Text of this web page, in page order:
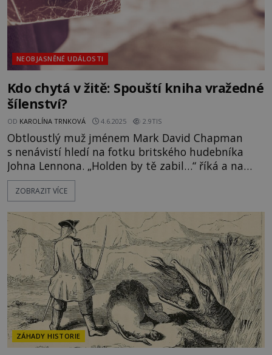
NEOBJASNĚNÉ UDÁLOSTI
Kdo chytá v žitě: Spouští kniha vražedné
šílenství?
OD KAROLÍNA TRNKOVÁ 4.6.2025 2.9TIS
Obtloustlý muž jménem Mark David Chapman
s nenávistí hledí na fotku britského hudebníka
Johna Lennona. „Holden by tě zabil…“ říká a na
chvíli se usměje při pomyšlení na Holdena
Caulfielda, hrdinu knihy, která mu změnila život.
vstoupí do jeho těla a dodají mu sílu vytáhnout
pistoli. Tehdy pětadvac
ZOBRAZIT VÍCE
ZÁHADY HISTORIE